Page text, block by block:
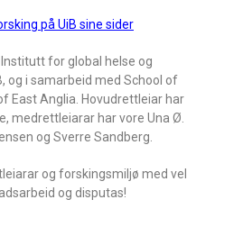
på UiB sine sider
for global helse og
og i samarbeid med School of
East Anglia. Hovudrettleiar har
medrettleiarar har vore Una Ø.
og Sverre Sandberg.
og forskingsmiljø med vel
og disputas!